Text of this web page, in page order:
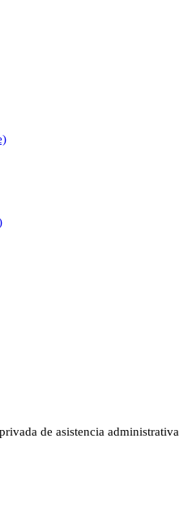
de asistencia administrativa